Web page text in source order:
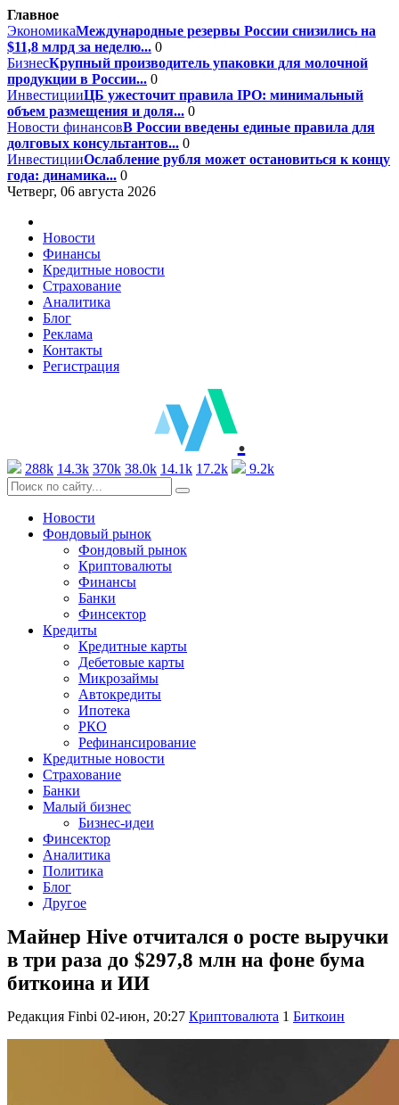
Главное
ЭкономикаМеждународные резервы России снизились на
$11,8 млрд за неделю... 0
БизнесКрупный производитель упаковки для молочной
продукции в России... 0
ИнвестицииЦБ ужесточит правила IPO: минимальный
объем размещения и доля... 0
Новости финансовВ России введены единые правила для
долговых консультантов... 0
ИнвестицииОслабление рубля может остановиться к концу
года: динамика... 0
Четверг, 06 августа 2026
Новости
Финансы
Кредитные новости
Страхование
Аналитика
Блог
Реклама
Контакты
Регистрация
.
288k 14.3k 370k 38.0k 14.1k 17.2k 9.2k
Новости
Фондовый рынок
Фондовый рынок
Криптовалюты
Финансы
Банки
Финсектор
Кредиты
Кредитные карты
Дебетовые карты
Микрозаймы
Автокредиты
Ипотека
РКО
Рефинансирование
Кредитные новости
Страхование
Банки
Малый бизнес
Бизнес-идеи
Финсектор
Аналитика
Политика
Блог
Другое
Майнер Hive отчитался о росте выручки
в три раза до $297,8 млн на фоне бума
биткоина и ИИ
Редакция Finbi 02-июн, 20:27 Криптовалюта 1 Биткоин